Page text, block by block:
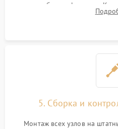
патрубках и фильтрах.
управления,
5. Сборка и
Монтаж всех узлов на